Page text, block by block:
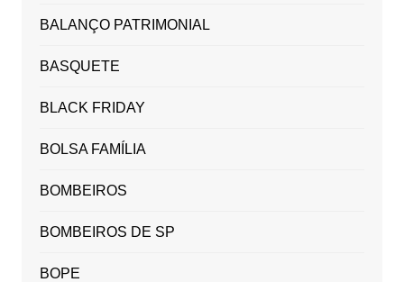
BALANÇO PATRIMONIAL
BASQUETE
BLACK FRIDAY
BOLSA FAMÍLIA
BOMBEIROS
BOMBEIROS DE SP
BOPE